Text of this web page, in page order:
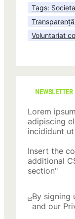
Tags:
Voluntariat
NEWSLETTER
Lorem
adipiscing
incididunt
Insert the
additional
section"
By signing
and our